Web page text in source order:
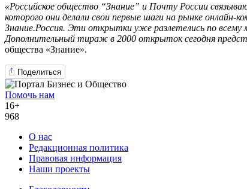
«Российское общество “Знание” и Почту России
которого они делали свои первые шаги на рынке
Знание.Россия. Эти открытки уже разлетелись по
Дополнительный тираж в 2000 открыток сегодня
общества «Знание».
Поделиться
Помочь нам
16+
968
О нас
Редакционная политика
Правовая информация
Наши проекты